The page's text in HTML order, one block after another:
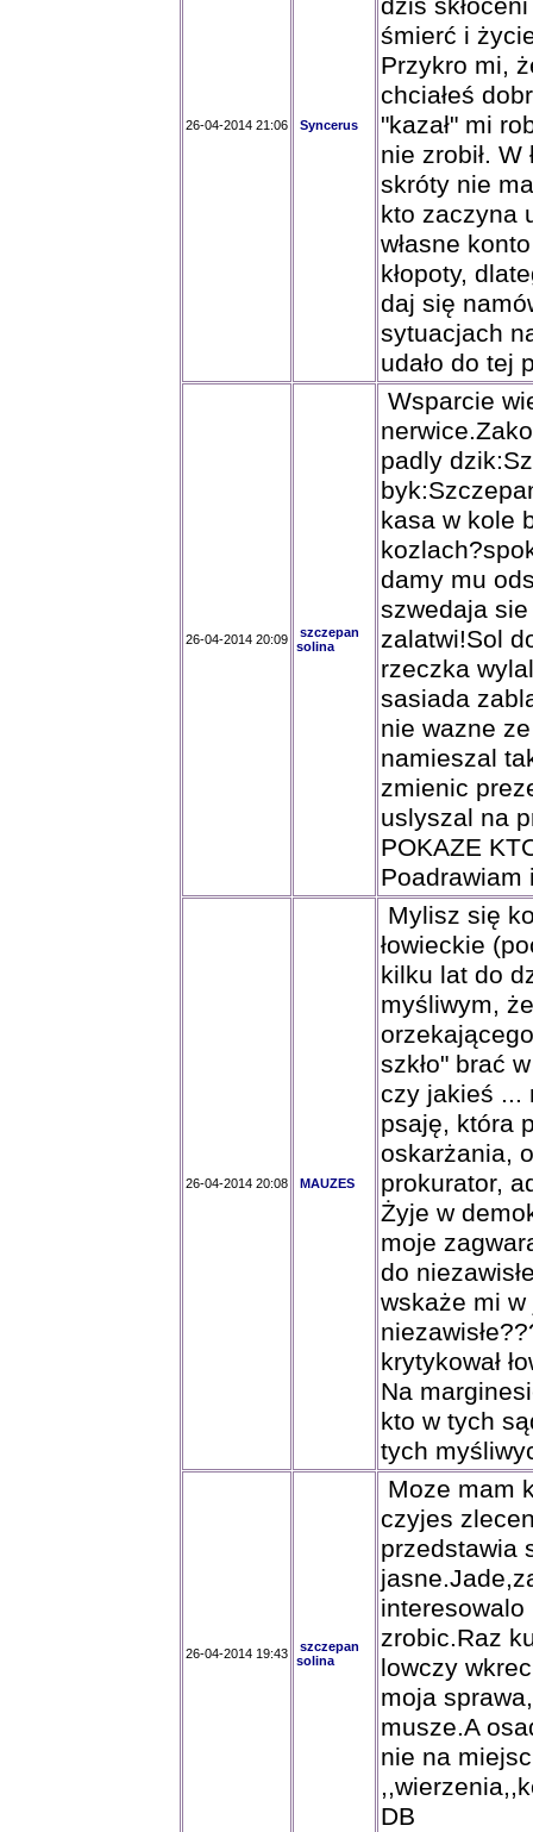
26-04-2014 21:06 Syncerus
dziś
śmierć i
Przykro mi,
chciałeś
"kazał" mi
nie zrobił.
skróty nie
kto zaczyna
własne
kłopoty,
daj się
sytuacjach
udało do tej
26-04-2014 20:09
szczepan
solina
Wsparcie
padly
kasa w kole
damy mu
szwedaja
zalatwi!Sol
rzeczka
sasiada
nie wazne
namieszal
zmienic
uslyszal na
POKAZE
Poadrawiam
26-04-2014 20:08 MAUZES
Mylisz się
łowieckie
kilku lat do
myśliwym,
szkło" brać
czy jakieś ...
psaję, która
oskarżania,
prokurator,
Żyje w
moje
do
wskaże mi
krytykował
Na
kto w tych
tych
26-04-2014 19:43
szczepan
solina
Moze mam
czyjes
przedstawia
zrobic.Raz
lowczy
moja
musze.A
nie na
DB